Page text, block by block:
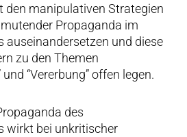
den manipulativen Strategien
Propaganda im
und diese
zu den Themen
“Vererbung” offen legen.
des
wirkt bei unkritischer